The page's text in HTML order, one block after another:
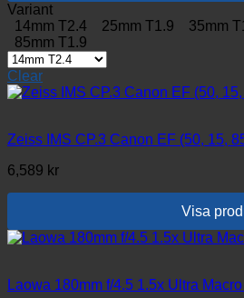
Den
här
produkten
har
flera
varianter.
alternativen
väljas
på
Variant
14mm T2.4
25mm T1.9 35mm
85mm T1.9
Clear
Zeiss IMS CP.3 Canon EF (50, 15,
6,589 kr
Visa
Laowa 180mm f/4.5 1.5x Ultra